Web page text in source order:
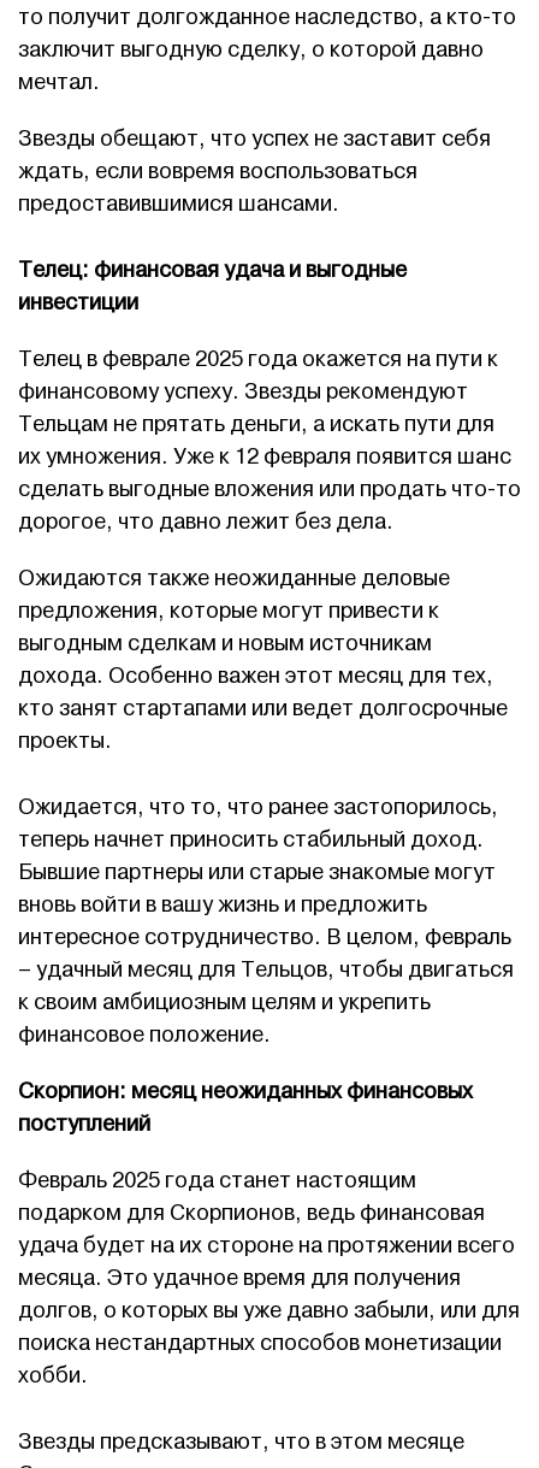
то получит долгожданное наследство, а кто-то
заключит выгодную сделку, о которой давно
мечтал.
Звезды обещают, что успех не заставит себя
ждать, если вовремя воспользоваться
предоставившимися шансами.
Телец: финансовая удача и выгодные
инвестиции
Телец в феврале 2025 года окажется на пути к
финансовому успеху. Звезды рекомендуют
Тельцам не прятать деньги, а искать пути для
их умножения. Уже к 12 февраля появится шанс
сделать выгодные вложения или продать что-то
дорогое, что давно лежит без дела.
Ожидаются также неожиданные деловые
предложения, которые могут привести к
выгодным сделкам и новым источникам
дохода. Особенно важен этот месяц для тех,
кто занят стартапами или ведет долгосрочные
проекты.
Ожидается, что то, что ранее застопорилось,
теперь начнет приносить стабильный доход.
Бывшие партнеры или старые знакомые могут
вновь войти в вашу жизнь и предложить
интересное сотрудничество. В целом, февраль
– удачный месяц для Тельцов, чтобы двигаться
к своим амбициозным целям и укрепить
финансовое положение.
Скорпион: месяц неожиданных финансовых
поступлений
Февраль 2025 года станет настоящим
подарком для Скорпионов, ведь финансовая
удача будет на их стороне на протяжении всего
месяца. Это удачное время для получения
долгов, о которых вы уже давно забыли, или для
поиска нестандартных способов монетизации
хобби.
Звезды предсказывают, что в этом месяце